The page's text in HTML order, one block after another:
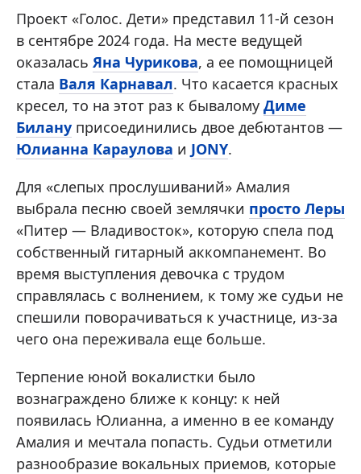
Проект «Голос. Дети» представил 11-й сезон
в сентябре 2024 года. На месте ведущей
оказалась Яна Чурикова, а ее помощницей
стала Валя Карнавал. Что касается красных
кресел, то на этот раз к бывалому Диме
Билану присоединились двое дебютантов —
Юлианна Караулова и JONY.
Для «слепых прослушиваний» Амалия
выбрала песню своей землячки просто Леры
«Питер — Владивосток», которую спела под
собственный гитарный аккомпанемент. Во
время выступления девочка с трудом
справлялась с волнением, к тому же судьи не
спешили поворачиваться к участнице, из-за
чего она переживала еще больше.
Терпение юной вокалистки было
вознаграждено ближе к концу: к ней
появилась Юлианна, а именно в ее команду
Амалия и мечтала попасть. Судьи отметили
разнообразие вокальных приемов, которые